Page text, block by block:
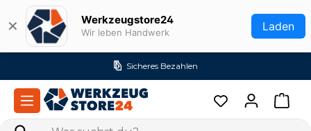
Zum Hauptinhalt springen
✕ Werkzeugstore24
Wir leben Handwerk Laden
Versandkostenfrei ab 99€ (DE)